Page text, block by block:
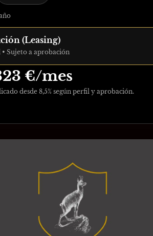
(Leasing)
Sujeto a aprobación
€/mes
desde 8,5% según perfil y aprobación.